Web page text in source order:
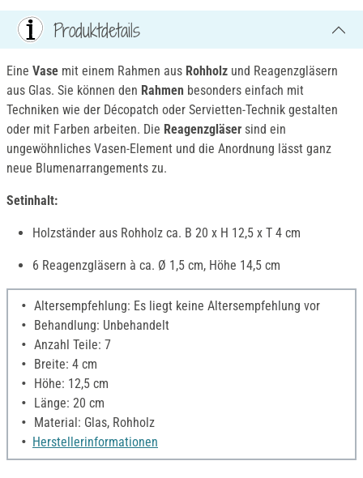
Produktdetails
Eine Vase mit einem Rahmen aus Rohholz und Reagenzgläsern
aus Glas. Sie können den Rahmen besonders einfach mit
Techniken wie der Décopatch oder Servietten-Technik gestalten
oder mit Farben arbeiten. Die Reagenzgläser sind ein
ungewöhnliches Vasen-Element und die Anordnung lässt ganz
neue Blumenarrangements zu.
Setinhalt:
Holzständer aus Rohholz ca. B 20 x H 12,5 x T 4 cm
6 Reagenzgläsern à ca. Ø 1,5 cm, Höhe 14,5 cm
Altersempfehlung: Es liegt keine Altersempfehlung vor
Behandlung: Unbehandelt
Anzahl Teile: 7
Breite: 4 cm
Höhe: 12,5 cm
Länge: 20 cm
Material: Glas, Rohholz
Herstellerinformationen